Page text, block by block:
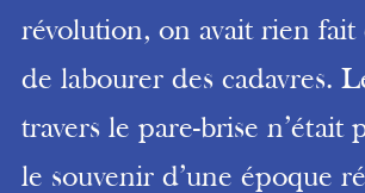
révolution, on avait rien fait
de labourer des cadavres.
travers le pare-brise n’était
le souvenir d’une époque